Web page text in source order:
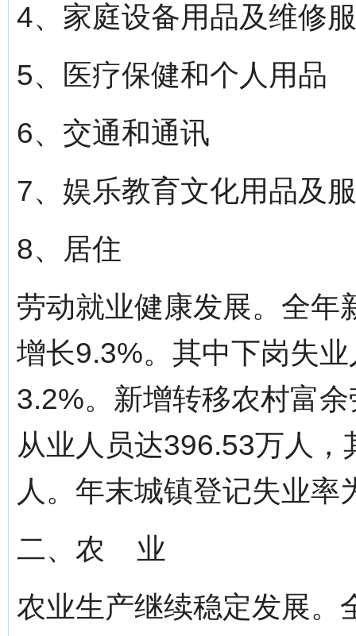
4、家庭设备用品及
5、医疗保健和个
6、交通和通
7、娱乐教育文化用
8、居住
劳动就业健康发展。全年
增长9.3%。其中下岗失
3.2%。新增转移农村富
从业人员达396.53万人
人。年末城镇登记失业率
二、农 业
农业生产继续稳定发展。